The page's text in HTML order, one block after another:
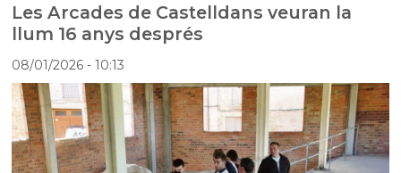
Les Arcades de Castelldans veuran la
llum 16 anys després
08/01/2026- 10:13